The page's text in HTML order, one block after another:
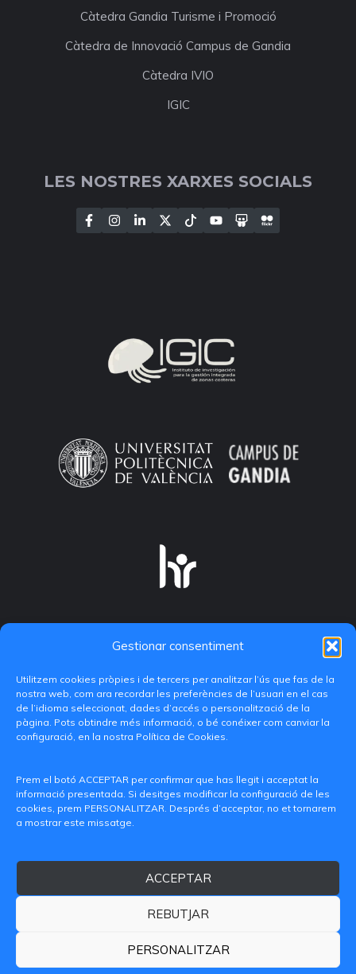
Gestionar consentiment
Utilitzem cookies pròpies i de tercers per analitzar l’ús que fas de la
nostra web, com ara recordar les preferències de l’usuari en el cas
de l’idioma seleccionat, dades d’accés o personalització de la
pàgina. Pots obtindre més informació, o bé conéixer com canviar la
configuració, en la nostra Política de Cookies.
Prem el botó ACCEPTAR per confirmar que has llegit i acceptat la
informació presentada. Si desitges modificar la configuració de les
cookies, prem PERSONALITZAR. Després d’acceptar, no et tornarem
a mostrar este missatge.
ACCEPTAR
REBUTJAR
PERSONALITZAR
Càtedra Gandia Turisme i Promoció
Càtedra de Innovació Campus de Gandia
Càtedra IVIO
IGIC
LES NOSTRES XARXES SOCIALS
C/ Paranimf, 1 - 46730 Grau de Gandia
+34 962849333
DE VALÈNCIA
Avís legalPolítica de privacitat